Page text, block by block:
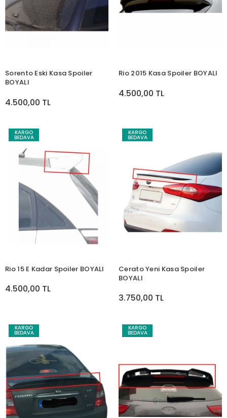
Sorento Eski Kasa Spoiler
BOYALI
4.500,00 TL
Rio 2015 Kasa Spoiler BOYALI
4.500,00 TL
KARGO
BEDAVA
Rio 15 E Kadar Spoiler BOYALI
4.500,00 TL
KARGO
BEDAVA
Cerato Yeni Kasa Spoiler
BOYALI
3.750,00 TL
KARGO
BEDAVA
KARGO
BEDAVA